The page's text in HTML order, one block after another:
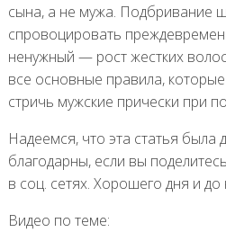
сына, а не мужа. Подбривание
спровоцировать
ненужный — рост жестких
все основные правила,
стричь мужские прически при
Надеемся, что эта статья была
благодарны, если вы
в соц. сетях. Хорошего дня и до
Видео по теме: